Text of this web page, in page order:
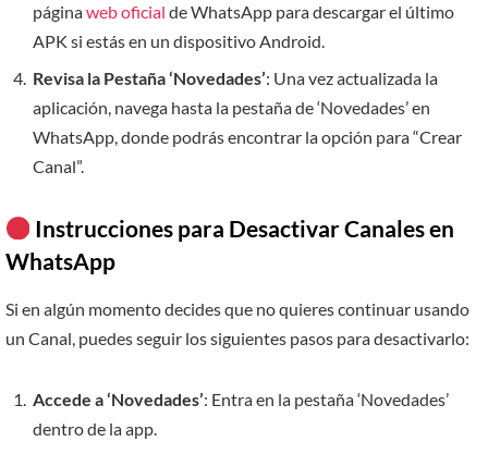
páginaweb oficial de WhatsApp para descargar el último
APK si estás en un dispositivo Android.
Revisa la Pestaña ‘Novedades’: Una vez actualizada la
aplicación, navega hasta la pestaña de ‘Novedades’ en
WhatsApp, donde podrás encontrar la opción para “Crear
Canal”.
Instrucciones para Desactivar Canales en
WhatsApp
Si en algún momento decides que no quieres continuar usando
un Canal, puedes seguir los siguientes pasos para desactivarlo:
Accede a ‘Novedades’: Entra en la pestaña ‘Novedades’
dentro de la app.